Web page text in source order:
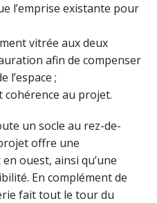
l’emprise existante pour
vitrée aux deux
afin de compenser
l’espace ;
cohérence au projet.
un socle au rez-de-
offre une
ouest, ainsi qu’une
En complément de
fait tout le tour du